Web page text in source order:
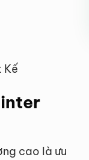
Kế
cao là ưu